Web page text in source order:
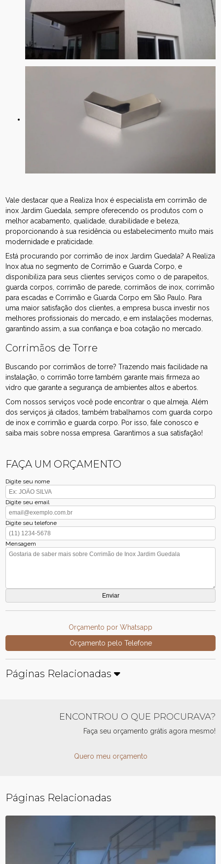
Vale destacar que a Realiza Inox é especialista em corrimão de
inox Jardim Guedala, sempre oferecendo os produtos com o
melhor acabamento, qualidade, durabilidade e beleza,
proporcionando à sua residência ou estabelecimento muito mais
modernidade e praticidade.
Está procurando por corrimão de inox Jardim Guedala? A Realiza
Inox atua no segmento de Corrimão e Guarda Corpo, e
disponibiliza para seus clientes serviços como o de parapeitos,
guarda corpos, corrimão de parede, corrimãos de inox, corrimão
para escadas e Corrimão e Guarda Corpo em São Paulo. Para
uma maior satisfação dos clientes, a empresa busca investir nos
melhores profissionais do mercado, e em instalações modernas,
garantindo assim, a sua confiança e boa cotação no mercado.
Corrimãos de Torre
Buscando por corrimãos de torre? Trazendo mais facilidade na
instalação, o corrimão torre também garante mais firmeza ao
vidro que garante a segurança de ambientes altos e abertos.
Com nossos serviços você pode encontrar o que almeja. Além
dos serviços já citados, também trabalhamos com guarda corpo
de inox e corrimão e guarda corpo. Por isso, fale conosco e
saiba mais sobre nossa empresa. Garantimos a sua satisfação!
FAÇA UM ORÇAMENTO
Digite seu nome
Digite seu email
Digite seu telefone
Mensagem
Orçamento por Whatsapp
Orçamento pelo Telefone
Páginas Relacionadas
ENCONTROU O QUE PROCURAVA?
Faça seu orçamento grátis agora mesmo!
Quero meu orçamento
Páginas Relacionadas